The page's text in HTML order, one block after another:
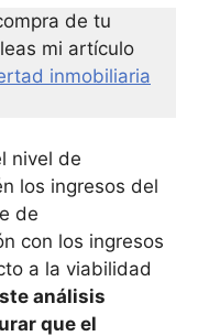
de tu
mi artículo
inmobiliaria
nivel de
los ingresos del
de
con los ingresos
a la viabilidad
análisis
que el